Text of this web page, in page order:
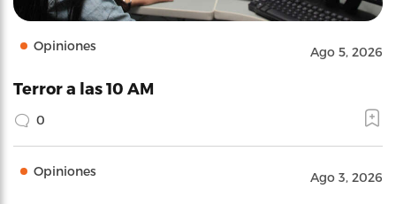
Opiniones Ago 5, 2026
Terror a las 10 AM
0
Opiniones Ago 3, 2026